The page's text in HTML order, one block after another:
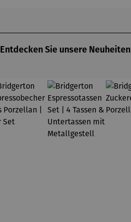
Entdecken Sie unsere Neuheiten